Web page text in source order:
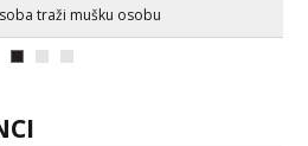
bilo kad i bilo gdje zato se
prije da me isprobaš Klikni na
traži mušku osobu